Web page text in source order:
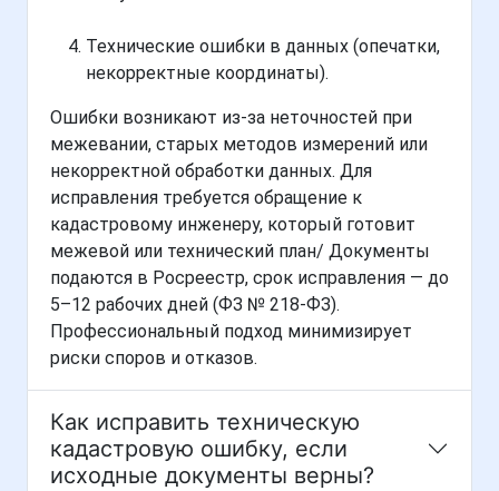
Технические ошибки в данных (опечатки,
некорректные координаты).
Ошибки возникают из-за неточностей при
межевании, старых методов измерений или
некорректной обработки данных. Для
исправления требуется обращение к
кадастровому инженеру, который готовит
межевой или технический план/ Документы
подаются в Росреестр, срок исправления — до
5–12 рабочих дней (ФЗ № 218-ФЗ).
Профессиональный подход минимизирует
риски споров и отказов.
Как исправить техническую
кадастровую ошибку, если
исходные документы верны?